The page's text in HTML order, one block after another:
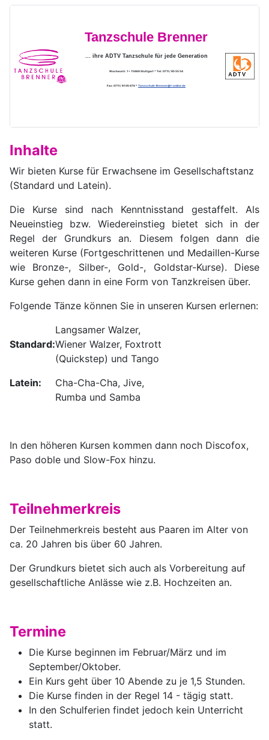
Tanzschule Brenner
... ihre ADTV Tanzschule für jede Generation
Wachaustr. 1 * 70469 Stuttgart * Tel.: 0711 / 85 55 54
Fax: 0711 / 81 05 676 * Tanzschule-Brenner@t-online.de
Inhalte
Wir bieten Kurse für Erwachsene im Gesellschaftstanz
(Standard und Latein).
Die Kurse sind nach Kenntnisstand gestaffelt. Als
Neueinstieg bzw. Wiedereinstieg bietet sich in der
Regel der Grundkurs an. Diesem folgen dann die
weiteren Kurse (Fortgeschrittenen und Medaillen-Kurse
wie Bronze-, Silber-, Gold-, Goldstar-Kurse). Diese
Kurse gehen dann in eine Form von Tanzkreisen über.
Folgende Tänze können Sie in unseren Kursen erlernen:
Standard:
Langsamer Walzer,
Wiener Walzer, Foxtrott
(Quickstep) und Tango
Latein:
Cha-Cha-Cha, Jive,
Rumba und Samba
In den höheren Kursen kommen dann noch Discofox,
Paso doble und Slow-Fox hinzu.
Teilnehmerkreis
Der Teilnehmerkreis besteht aus Paaren im Alter von
ca. 20 Jahren bis über 60 Jahren.
Der Grundkurs bietet sich auch als Vorbereitung auf
gesellschaftliche Anlässe wie z.B. Hochzeiten an.
Termine
Die Kurse beginnen im Februar/März und im
September/Oktober.
Ein Kurs geht über 10 Abende zu je 1,5 Stunden.
Die Kurse finden in der Regel 14 - tägig statt.
In den Schulferien findet jedoch kein Unterricht
statt.